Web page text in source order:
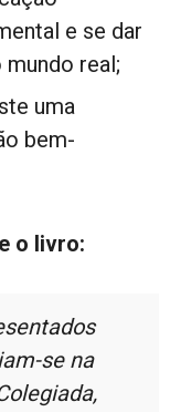
e se dar
real;
uma
bem-
o livro:
se na